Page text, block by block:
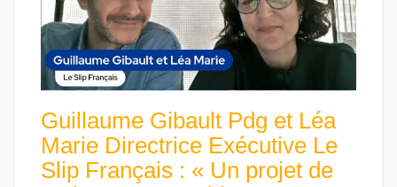
Guillaume Gibault Pdg et Léa
Marie Directrice Exécutive Le
Slip Français : « Un projet de